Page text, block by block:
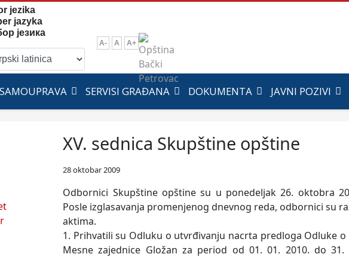
jezika
jazyka
језика
A- A A+
SERVISI GRAĐANA DOKUMENTA JAVNI POZIVI
XV. sednica Skupštine opštine
28 oktobar 2009
Odbornici Skupštine opštine su u ponedeljak 26. oktobra
Posle izglasavanja promenjenog dnevnog reda, odbornici su
aktima.
1. Prihvatili su Odluku o utvrđivanju nacrta predloga Odluke
Mesne zajednice Gložan za period od 01. 01. 2010. do